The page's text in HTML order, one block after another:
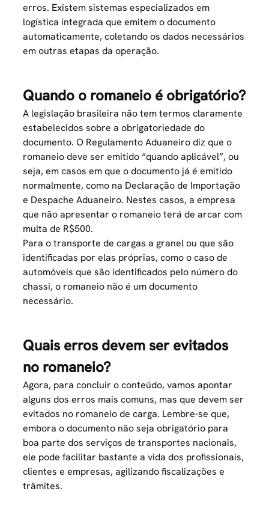
erros. Existem sistemas especializados em
logística integrada que emitem o documento
automaticamente, coletando os dados necessários
em outras etapas da operação.
Quando o romaneio é obrigatório?
A legislação brasileira não tem termos claramente
estabelecidos sobre a obrigatoriedade do
documento. O Regulamento Aduaneiro diz que o
romaneio deve ser emitido “quando aplicável”, ou
seja, em casos em que o documento já é emitido
normalmente, como na Declaração de Importação
e Despache Aduaneiro. Nestes casos, a empresa
que não apresentar o romaneio terá de arcar com
multa de R$500.
Para o transporte de cargas a granel ou que são
identificadas por elas próprias, como o caso de
automóveis que são identificados pelo número do
chassi, o romaneio não é um documento
necessário.
Quais erros devem ser evitados
no romaneio?
Agora, para concluir o conteúdo, vamos apontar
alguns dos erros mais comuns, mas que devem ser
evitados no romaneio decarga. Lembre-se que,
embora o documento não seja obrigatório para
boa parte dos serviços de transportes nacionais,
ele pode facilitar bastante a vida dos profissionais,
clientes e empresas, agilizando fiscalizações e
trâmites.